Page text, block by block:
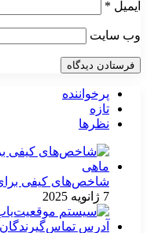
ایمیل *
وب‌ سایت
پرخواننده
تازه
نظرها
شاخص‌های کیفی
7 ژانویه 2025